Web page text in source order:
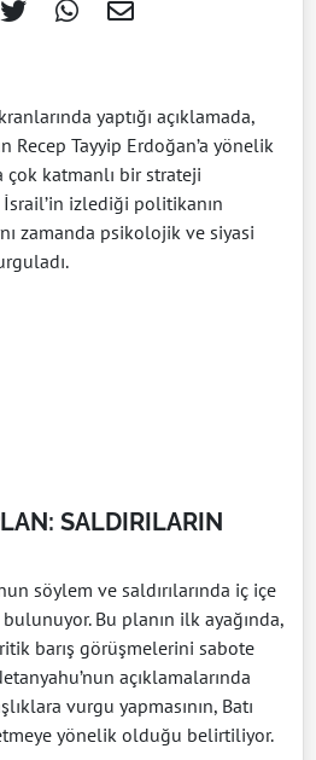
yaptığı açıklamada,
Recep Tayyip Erdoğan’a yönelik
çok katmanlı bir strateji
izlediği politikanın
zamanda psikolojik ve siyasi
SALDIRILARIN
söylem ve saldırılarında iç içe
Bu planın ilk ayağında,
barış görüşmelerini sabote
açıklamalarında
vurgu yapmasının, Batı
yönelik olduğu belirtiliyor.